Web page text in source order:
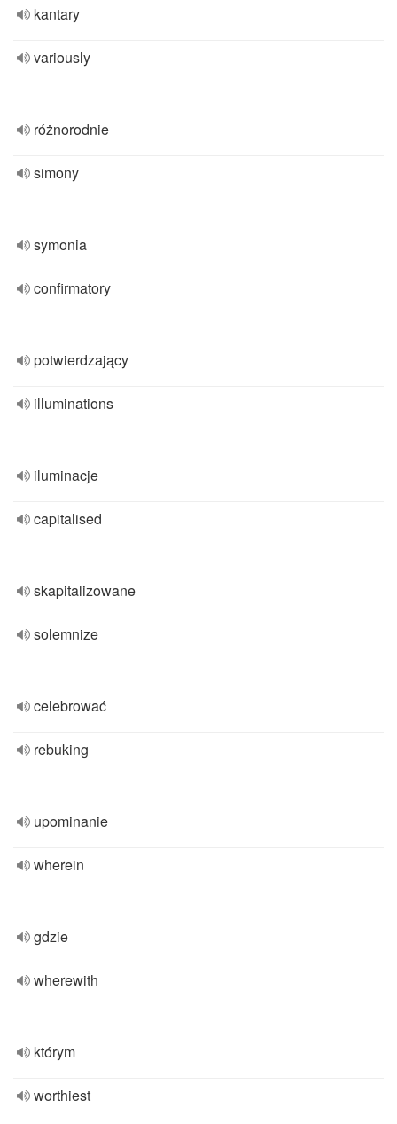
kantary
variously
różnorodnie
simony
symonia
confirmatory
potwierdzający
illuminations
iluminacje
capitalised
skapitalizowane
solemnize
celebrować
rebuking
upominanie
wherein
gdzie
wherewith
którym
worthiest